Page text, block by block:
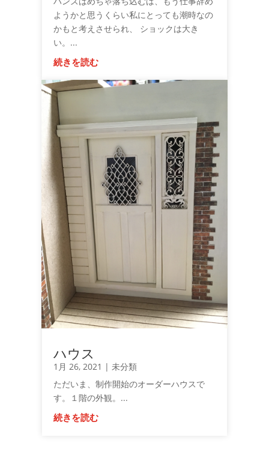
ようかと思うくらい私にとっても潮時なの
かもと考えさせられ、 ショックは大き
い。...
続きを読む
ハウス
1月 26, 2021 | 未分類
ただいま、制作開始のオーダーハウスで
す。１階の外観。...
続きを読む